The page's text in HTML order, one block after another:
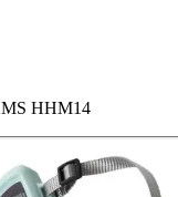
HHM14